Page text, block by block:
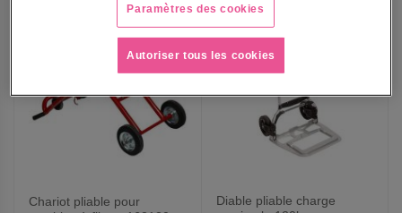
Chariot pliable pour
Diable pliable charge
Paramètres des cookies
Autoriser tous les cookies